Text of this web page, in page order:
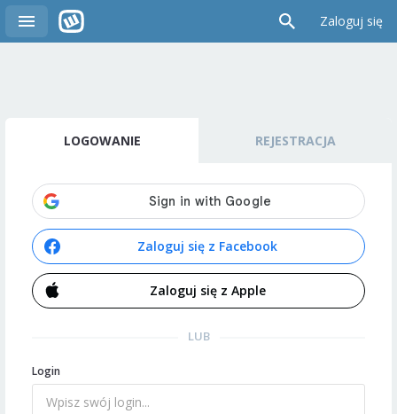
Zaloguj się
LOGOWANIE REJESTRACJA
Zaloguj się z Facebook
Zaloguj się z Apple
LUB
Login